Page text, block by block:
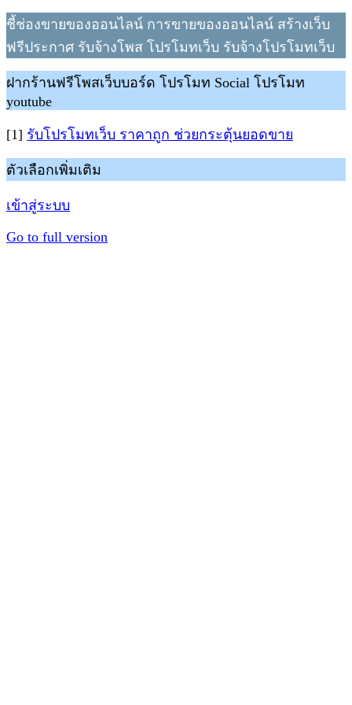
ชี้ช่องขายของออนไลน์ การขายของออนไลน์ สร้างเว็บ
ฟรีประกาศ รับจ้างโพส โปรโมทเว็บ รับจ้างโปรโมทเว็บ
ฝากร้านฟรีโพสเว็บบอร์ด โปรโมท Social โปรโมท
youtube
[1] รับโปรโมทเว็บ ราคาถูก ช่วยกระตุ้นยอดขาย
ตัวเลือกเพิ่มเติม
เข้าสู่ระบบ
Go to full version